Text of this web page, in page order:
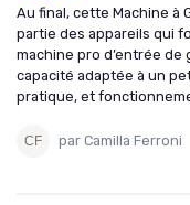
Au final, cette Machine à
partie des appareils qui
machine pro d’entrée
capacité adaptée à un
pratique, et
par Camilla Ferroni